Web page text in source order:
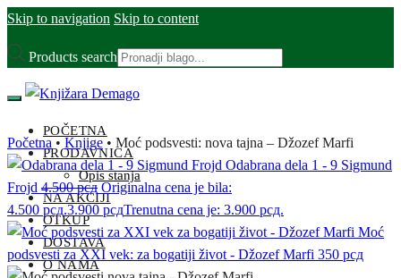
Skip to navigation Skip to content
Products search
POČETNA
PRODAVNICA
Opis stanja
NA AKCIJI
OTKUP
DOSTAVA
O NAMA
Početna • Knjige • Moć podsvesti: nova tajna – Džozef Marfi
Odabrana dela 1 - 9 Sigmund
Frojd 4.500рсд Originalna cena je bila:
4.500 рсд.3.900 рсдTrenutna cena je: 3.900 рсд.
Moć
podsvesti za XXI vek: za bogatiji život - Džozef Marfi 350 рсд